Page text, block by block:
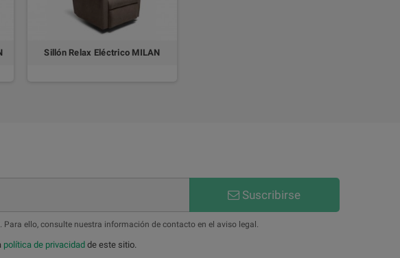
Sillón Relax Eléctrico MILAN
Suscribirse
ello, consulte nuestra información de contacto en el aviso legal.
política de privacidad de este sitio.